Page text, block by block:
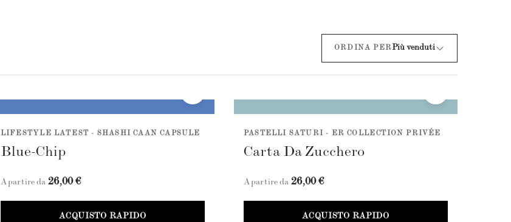
ORDINA PERPiù venduti
LIFESTYLE LATEST - SHASHI CAAN CAPSULE
Blue-Chip
A partire da 26,00 €
ACQUISTO RAPIDO
PASTELLI SATURI - ER COLLECTION PRIVÉE
Carta Da Zucchero
A partire da 26,00 €
ACQUISTO RAPIDO